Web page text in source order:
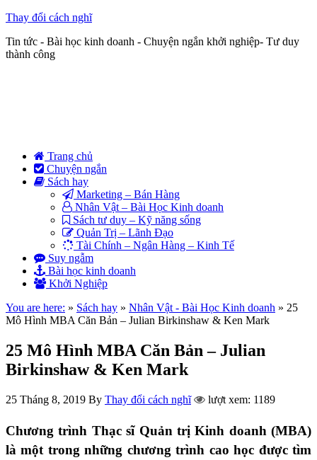
Thay đổi cách nghĩ
Tin tức - Bài học kinh doanh - Chuyện ngắn khởi nghiệp- Tư duy
thành công
Trang chủ
Chuyện ngắn
Sách hay
Marketing – Bán Hàng
Nhân Vật – Bài Học Kinh doanh
Sách tư duy – Kỹ năng sống
Quản Trị – Lãnh Đạo
Tài Chính – Ngân Hàng – Kinh Tế
Suy ngẫm
Bài học kinh doanh
Khởi Nghiệp
You are here: » Sách hay » Nhân Vật - Bài Học Kinh doanh » 25
Mô Hình MBA Căn Bản – Julian Birkinshaw & Ken Mark
25 Mô Hình MBA Căn Bản – Julian
Birkinshaw & Ken Mark
25 Tháng 8, 2019 By Thay đổi cách nghĩ lượt xem: 1189
Chương trình Thạc sĩ Quản trị Kinh doanh (MBA)
là một trong những chương trình cao học được tìm